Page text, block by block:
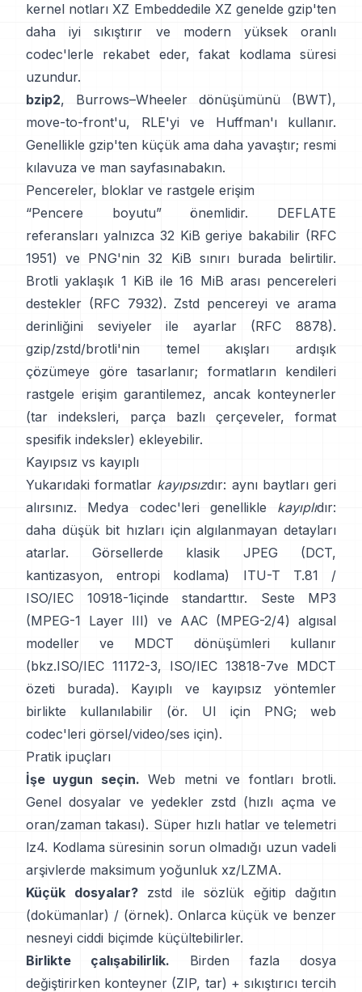
kernel notları XZ Embeddedile XZ genelde gzip'ten
daha iyi sıkıştırır ve modern yüksek oranlı
codec'lerle rekabet eder, fakat kodlama süresi
uzundur.
bzip2, Burrows–Wheeler dönüşümünü (BWT),
move-to-front'u, RLE'yi ve Huffman'ı kullanır.
Genellikle gzip'ten küçük ama daha yavaştır; resmi
kılavuza ve man sayfasınabakın.
Pencereler, bloklar ve rastgele erişim
“Pencere boyutu” önemlidir. DEFLATE
referansları yalnızca 32 KiB geriye bakabilir (RFC
1951)
ve PNG'nin 32 KiB sınırı burada belirtilir.
Brotli yaklaşık 1 KiB ile 16 MiB arası pencereleri
destekler (RFC 7932). Zstd pencereyi ve arama
derinliğini seviyeler ile ayarlar
(RFC 8878).
gzip/zstd/brotli'nin temel akışları ardışık
çözümeye göre tasarlanır; formatların kendileri
rastgele erişim garantilemez, ancak konteynerler
(tar indeksleri, parça bazlı çerçeveler, format
spesifik indeksler) ekleyebilir.
Kayıpsız vs kayıplı
Yukarıdaki formatlar kayıpsızdır: aynı baytları geri
alırsınız. Medya codec'leri genellikle kayıplıdır:
daha düşük bit hızları için algılanmayan detayları
atarlar. Görsellerde klasik JPEG (DCT,
kantizasyon, entropi kodlama)
ITU-T T.81 /
ISO/IEC 10918-1içinde standarttır. Seste MP3
(MPEG-1 Layer III) ve AAC (MPEG-2/4) algısal
modeller ve MDCT dönüşümleri kullanır
(bkz.ISO/IEC 11172-3, ISO/IEC 13818-7ve MDCT
özeti
burada). Kayıplı ve kayıpsız yöntemler
birlikte kullanılabilir (ör. UI için PNG; web
codec'leri görsel/video/ses için).
Pratik ipuçları
İşe uygun seçin. Web metni ve fontları brotli.
Genel dosyalar ve yedekler zstd (hızlı açma ve
oran/zaman takası). Süper hızlı hatlar ve telemetri
lz4. Kodlama süresinin sorun olmadığı uzun vadeli
arşivlerde maksimum yoğunluk xz/LZMA.
Küçük dosyalar?zstd ile sözlük eğitip dağıtın
(dokümanlar) / (örnek). Onlarca küçük ve benzer
nesneyi ciddi biçimde küçültebilirler.
Birlikte çalışabilirlik. Birden fazla dosya
değiştirirken konteyner (ZIP, tar) + sıkıştırıcı tercih